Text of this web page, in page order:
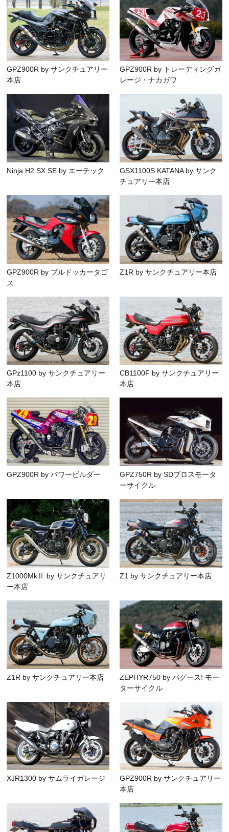
GPZ900R by サンクチュアリー
本店
GPZ900R by トレーディングガ
レージ・ナカガワ
Ninja H2 SX SE by エーテック
GSX1100S KATANA by サンク
チュアリー本店
GPZ900R by ブルドッカータゴ
ス
Z1R by サンクチュアリー本店
GPz1100 by サンクチュアリー
本店
CB1100F by サンクチュアリー
本店
GPZ900R by パワービルダー
GPZ750R by SDブロスモータ
ーサイクル
Z1000MkⅡ by サンクチュアリ
ー本店
Z1 by サンクチュアリー本店
Z1R by サンクチュアリー本店
ZEPHYR750 by バグース! モー
ターサイクル
XJR1300 by サムライガレージ
GPZ900R by サンクチュアリー
本店